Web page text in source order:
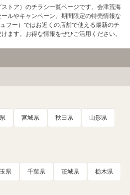
トア）のチラシ一覧ページです。会津荒海
ルやキャンペーン、期間限定の特売情報な
フー）ではお近くの店舗で使える最新のチ
ます。お得な情報をぜひご活用ください。
宮城県 秋田県 山形県
県 千葉県 茨城県 栃木県